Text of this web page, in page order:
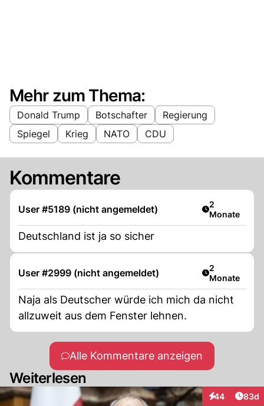
Mehr zum Thema:
Donald Trump Botschafter
Regierung
Spiegel
Krieg NATO CDU
Kommentare
User #5189 (nicht angemeldet) Artikel
2
Monate
Deutschland ist ja so sicher
User #2999 (nicht angemeldet) Artikel
2
Monate
Naja als Deutscher würde ich mich da nicht
allzuweit aus dem Fenster lehnen.
Alle Kommentare anzeigen
Weiterlesen
44
Interaktionen
83d